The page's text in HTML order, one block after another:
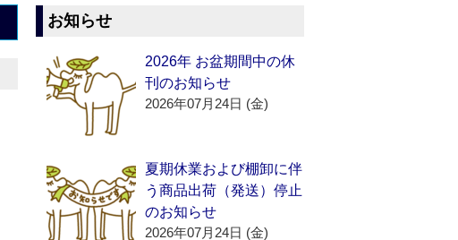
お知らせ
2026年 お盆期間中の休
刊のお知らせ
2026年07月24日 (金)
夏期休業および棚卸に伴
う商品出荷（発送）停止
のお知らせ
2026年07月24日 (金)